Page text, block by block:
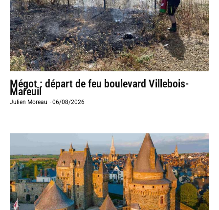
Mégot : départ de feu boulevard Villebois-
Mareuil
Julien Moreau -06/08/2026